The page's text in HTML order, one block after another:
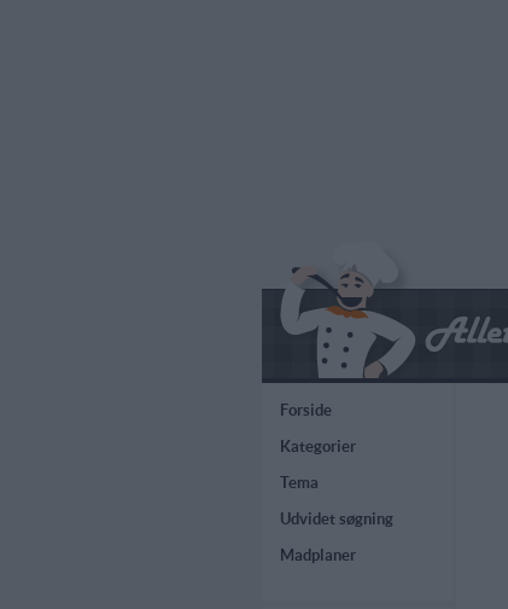
Forside
Kategorier
Tema
Udvidet søgning
Madplaner